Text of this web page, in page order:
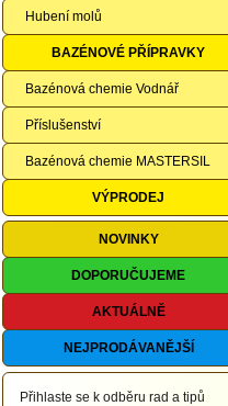
Hubení molů
BAZÉNOVÉ PŘÍPRAVKY
Bazénová chemie Vodnář
Příslušenství
Bazénová chemie MASTERSIL
VÝPRODEJ
NOVINKY
DOPORUČUJEME
AKTUÁLNĚ
NEJPRODÁVANĚJŠÍ
Přihlaste se k odběru rad a tipů